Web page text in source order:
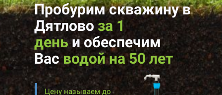
Пробурим скважину в
Дятлово за 1
деньиобеспечим
Васводой на 50 лет
Цену называем до